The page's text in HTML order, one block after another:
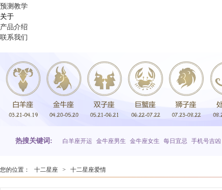
预测教学
关于
产品介绍
联系我们
热搜关键词: 白羊座开运 金牛座男生 金牛座女生 每日宜忌 手机号吉凶
您的位置： 十二星座 > 十二星座爱情